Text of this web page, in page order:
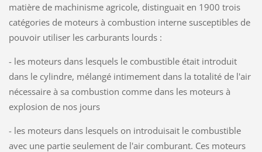
matière de machinisme agricole, distinguait en 1900 trois
catégories de moteurs à combustion interne susceptibles de
pouvoir utiliser les carburants lourds :
- les moteurs dans lesquels le combustible était introduit
dans le cylindre, mélangé intimement dans la totalité de l'air
nécessaire à sa combustion comme dans les moteurs à
explosion de nos jours
- les moteurs dans lesquels on introduisait le combustible
avec une partie seulement de l'air comburant. Ces moteurs